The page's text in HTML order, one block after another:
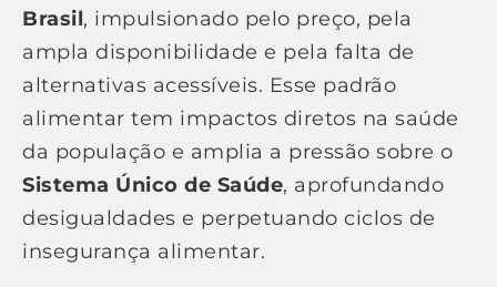
Brasil, impulsionado pelo preço, pela
ampla disponibilidade e pela falta de
alternativas acessíveis. Esse padrão
alimentar tem impactos diretos na saúde
da população e amplia a pressão sobre o
Sistema Único de Saúde, aprofundando
desigualdades e perpetuando ciclos de
insegurança alimentar.